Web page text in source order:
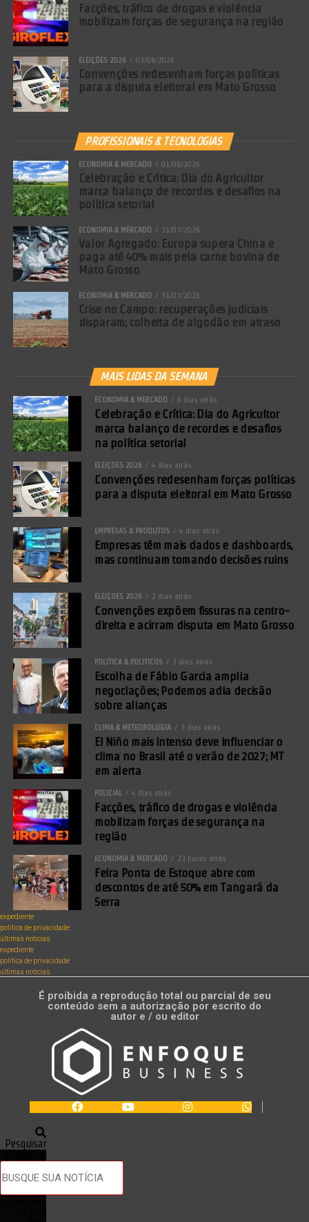
Facções, tráfico de drogas e violência
mobilizam forças de segurança na região
ELEIÇÕES 2026 03/08/2026
Convenções redesenham forças políticas
para a disputa eleitoral em Mato Grosso
PROFISSIONAIS & TECNOLOGIAS
ECONOMIA & MERCADO 01/08/2026
Celebração e Crítica: Dia do Agricultor
marca balanço de recordes e desafios na
política setorial
ECONOMIA & MERCADO 31/07/2026
Valor Agregado: Europa supera China e
paga até 40% mais pela carne bovina de
Mato Grosso
ECONOMIA & MERCADO 31/07/2026
Crise no Campo: recuperações judiciais
disparam; colheita de algodão em atraso
MAIS LIDAS DA SEMANA
ECONOMIA & MERCADO 6 dias atrás
Celebração e Crítica: Dia do Agricultor
marca balanço de recordes e desafios
na política setorial
ELEIÇÕES 2026 4 dias atrás
Convenções redesenham forças políticas
para a disputa eleitoral em Mato Grosso
EMPRESAS & PRODUTOS 4 dias atrás
Empresas têm mais dados e dashboards,
mas continuam tomando decisões ruins
ELEIÇÕES 2026 2 dias atrás
Convenções expõem fissuras na centro-
direita e acirram disputa em Mato Grosso
POLÍTICA & POLÍTICOS 3 dias atrás
Escolha de Fábio Garcia amplia
negociações; Podemos adia decisão
sobre alianças
CLIMA & METEOROLOGIA 3 dias atrás
El Niño mais intenso deve influenciar o
clima no Brasil até o verão de 2027; MT
em alerta
POLICIAL 4 dias atrás
Facções, tráfico de drogas e violência
mobilizam forças de segurança na
região
ECONOMIA & MERCADO 23 horas atrás
Feira Ponta de Estoque abre com
descontos de até 50% em Tangará da
Serra
expediente
política de privacidade
últimas notícias
expediente
política de privacidade
últimas notícias
É proibida a reprodução total ou parcial de seu
conteúdo sem a autorização por escrito do
autor e / ou editor
Facebook Youtube Instagram Whatsapp
Pesquisar
Pesquisar